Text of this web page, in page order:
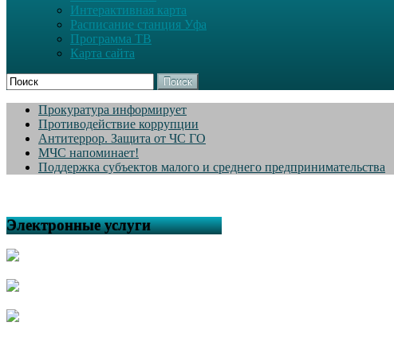
Интерактивная карта
Расписание станция Уфа
Программа ТВ
Карта сайта
Поиск
Прокуратура информирует
Противодействие коррупции
Антитеррор. Защита от ЧС ГО
МЧС напоминает!
Поддержка субъектов малого и среднего предпринимательства
Электронные услуги